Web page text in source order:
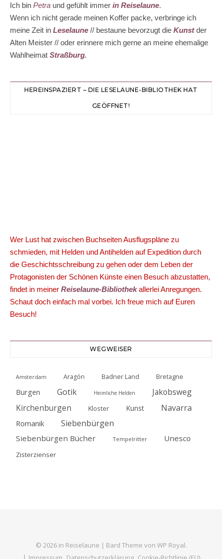
Ich bin Petra und gefühlt immer in Reiselaune.
Wenn ich nicht gerade meinen Koffer packe, verbringe ich
meine Zeit in Leselaune // bestaune bevorzugt die Kunstder
Alten Meister // oder erinnere mich gerne an meine ehemalige
Wahlheimat Straßburg.
HEREINSPAZIERT – DIE LESELAUNE-BIBLIOTHEK HAT
GEÖFFNET!
Wer Lust hat zwischen Buchseiten Ausflugspläne zu
schmieden, mit Helden und Antihelden auf Expedition durch
die Geschichtsschreibung zu gehen oder dem Leben der
Protagonisten der Schönen Künste einen Besuch abzustatten,
findet in meiner Reiselaune-Bibliothekallerlei Anregungen.
Schaut doch einfach mal vorbei. Ich freue mich auf Euren
Besuch!
WEGWEISER
Amsterdam Aragón Badner Land Bretagne
Burgen Gotik Heimliche Helden
Jakobsweg
Kirchenburgen
Kloster Kunst Navarra
Romanik Siebenbürgen
Siebenbürgen Bücher Tempelritter Unesco
Zisterzienser
© 2026 in Reiselaune | Bard Theme von WP Royal.